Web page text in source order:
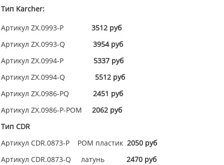
Тип Karcher:
Артикул ZX.0993-P 3512 руб
Артикул ZX.0993-Q 3954 руб
Артикул ZX.0994-P 5337 руб
Артикул ZX.0994-Q 5512 руб
Артикул ZX.0986-PQ 2451 руб
Артикул ZX.0986-P-POM 2062 руб
Тип CDR
Артикул CDR.0873-P POM пластик 2050 руб
Артикул CDR.0873-Q латунь 2470 руб